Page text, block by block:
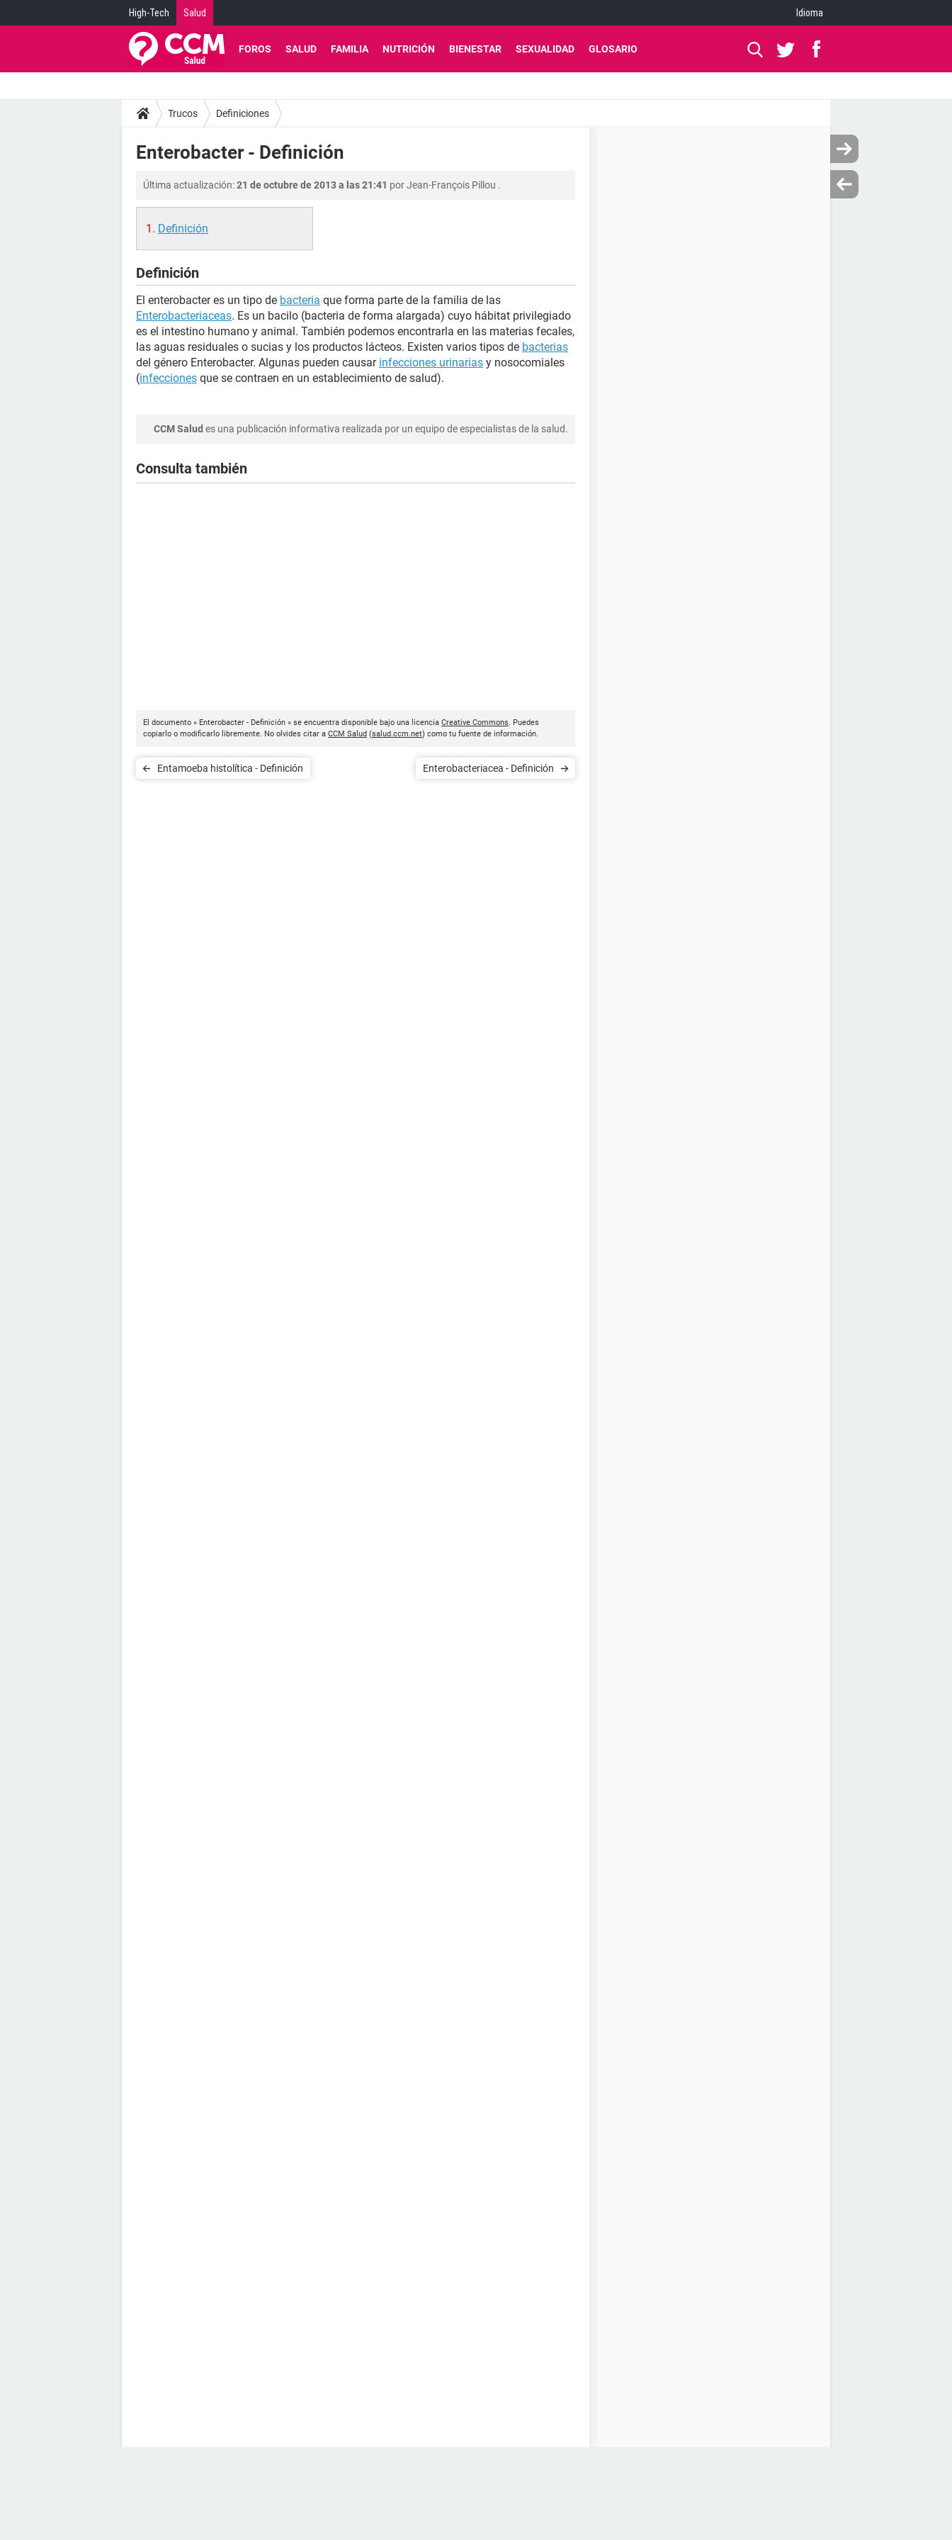
High-Tech Salud Idioma
FOROS SALUD FAMILIA NUTRICIÓN BIENESTAR SEXUALIDAD GLOSARIO
Trucos Definiciones
Enterobacter - Definición
Última actualización:21 de octubre de 2013 a las 21:41 porJean-François Pillou .
Definición
Definición
El enterobacter es un tipo de bacteria que forma parte de la familia de las
Enterobacteriaceas. Es un bacilo (bacteria de forma alargada) cuyo hábitat privilegiado
es el intestino humano y animal. También podemos encontrarla en las materias fecales,
las aguas residuales o sucias y los productos lácteos. Existen varios tipos de bacterias
del género Enterobacter. Algunas pueden causar infecciones urinarias y nosocomiales
(infecciones que se contraen en un establecimiento de salud).
CCM Salud es una publicación informativa realizada por un equipo de especialistas de la salud.
Consulta también
El documento « Enterobacter - Definición » se encuentra disponible bajo una licencia Creative Commons. Puedes
copiarlo o modificarlo libremente. No olvides citar a CCM Salud (salud.ccm.net) como tu fuente de información.
Entamoeba histolítica - Definición Enterobacteriacea - Definición